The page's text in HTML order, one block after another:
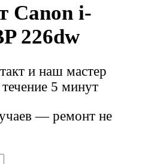
Canon i-
226dw
и наш мастер
5 минут
— ремонт не